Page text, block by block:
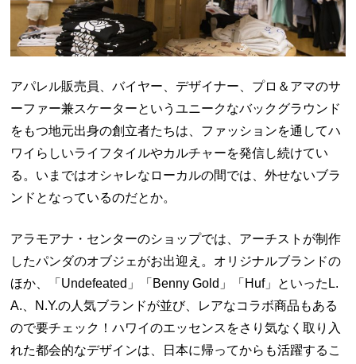
アパレル販売員、バイヤー、デザイナー、プロ＆アマのサ
ーファー兼スケーターというユニークなバックグラウンド
をもつ地元出身の創立者たちは、ファッションを通してハ
ワイらしいライフタイルやカルチャーを発信し続けてい
る。いまではオシャレなローカルの間では、外せないブラ
ンドとなっているのだとか。
アラモアナ・センターのショップでは、アーチストが制作
したパンダのオブジェがお出迎え。オリジナルブランドの
ほか、「 Undefeated 」「 Benny Gold 」「 Huf」といった L.
A.
N.Y.の人気ブランドが並び、レアなコラボ商品もある
ので要チェック！ハワイのエッセンスをさり気なく取り入
れた都会的なデザインは、日本に帰ってからも活躍するこ